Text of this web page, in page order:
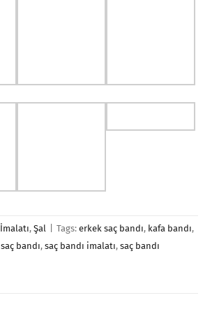
İmalatı, Şal Tags: erkek saç bandı, kafa bandı,
saç bandı, saç bandı imalatı, saç bandı